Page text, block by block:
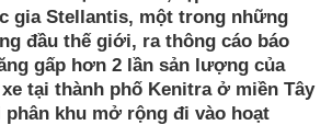
gia Stellantis, một trong những
đầu thế giới, ra thông cáo báo
gấp hơn 2 lần sản lượng của
tại thành phố Kenitra ở miền Tây
phân khu mở rộng đi vào hoạt